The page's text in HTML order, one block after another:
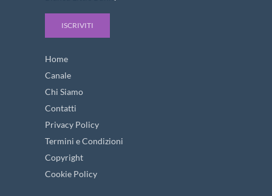
ISCRIVITI
Home
Canale
Chi Siamo
Contatti
Privacy Policy
Termini e Condizioni
Copyright
Cookie Policy